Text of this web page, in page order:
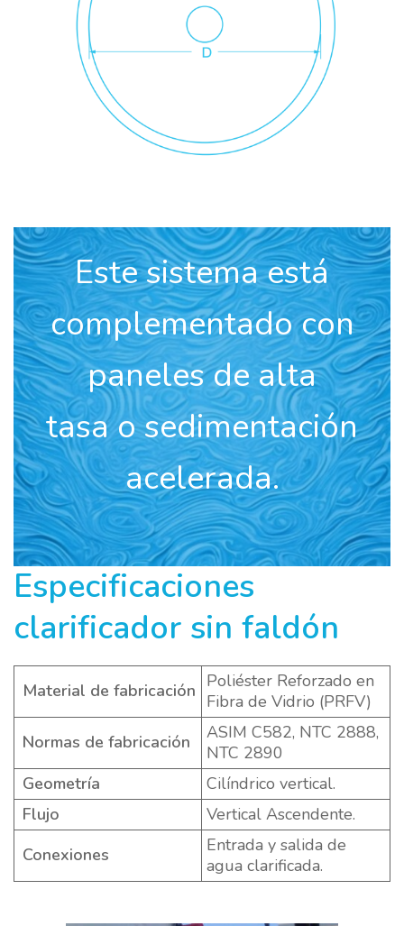
Este sistema está
complementado con
paneles de alta
tasa o sedimentación
acelerada.
Especificaciones
clarificador sin faldón
Material de fabricación Poliéster Reforzado en
Fibra de Vidrio (PRFV)
Normas de fabricación
ASIM C582, NTC 2888,
NTC 2890
Geometría
Cilíndrico vertical.
Flujo
Vertical Ascendente.
Conexiones
Entrada y salida de
agua clarificada.